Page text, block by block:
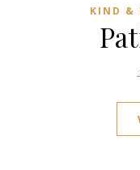
KIND &